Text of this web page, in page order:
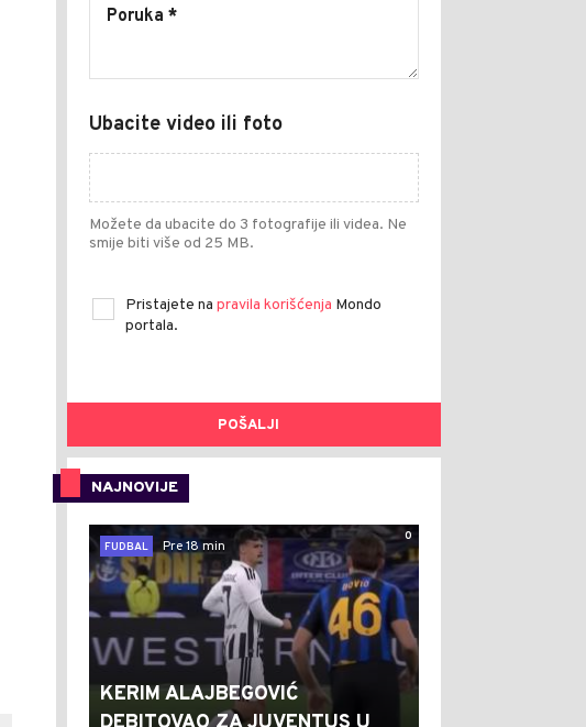
Ubacite video ili foto
Možete da ubacite do 3 fotografije ili videa. Ne
smije biti više od 25 MB.
Pristajete na pravila korišćenja Mondo
portala.
POŠALJI
NAJNOVIJE
0
FUDBAL
Pre 18 min
KERIM ALAJBEGOVIĆ